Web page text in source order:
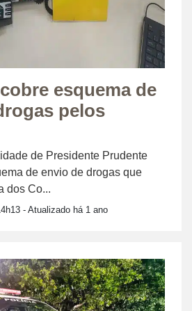
esquema de
pelos
de Presidente Prudente
de envio de drogas que
dos Co...
- Atualizado há 1 ano